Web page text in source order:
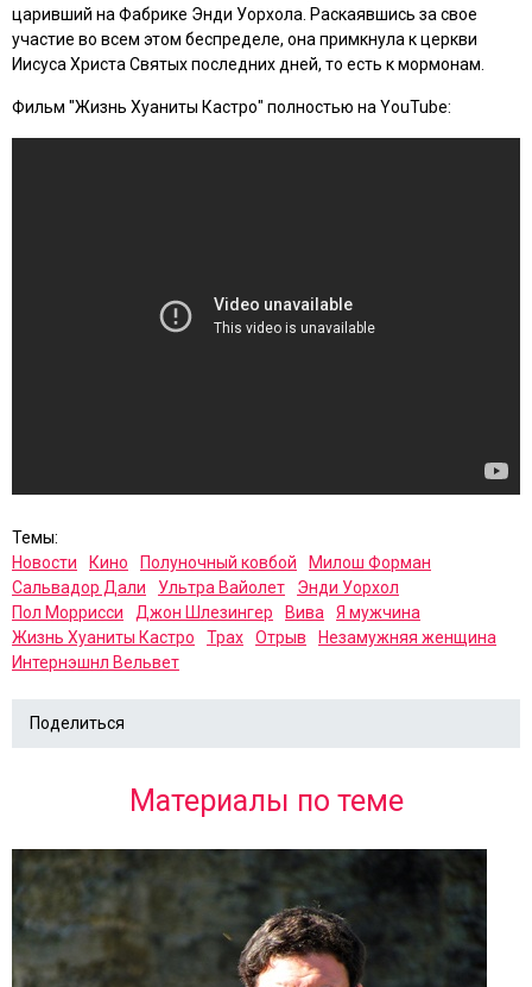
царивший на Фабрике Энди Уорхола. Раскаявшись за свое
участие во всем этом беспределе, она примкнула к церкви
Иисуса Христа Святых последних дней, то есть к мормонам.
Фильм "Жизнь Хуаниты Кастро" полностью на YouTube:
Темы:
Новости
Кино Полуночный ковбой
Милош Форман
Сальвадор Дали
Ультра Вайолет
Энди Уорхол
Пол Моррисси
Джон Шлезингер Вива
Я мужчина
Жизнь Хуаниты Кастро
Трах Отрыв
Незамужняя женщина
Интернэшнл Вельвет
Поделиться
Материалы по теме